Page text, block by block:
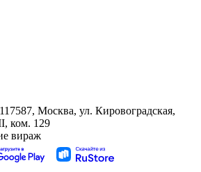
117587, Москва, ул. Кировоградская,
ком. 129
вираж